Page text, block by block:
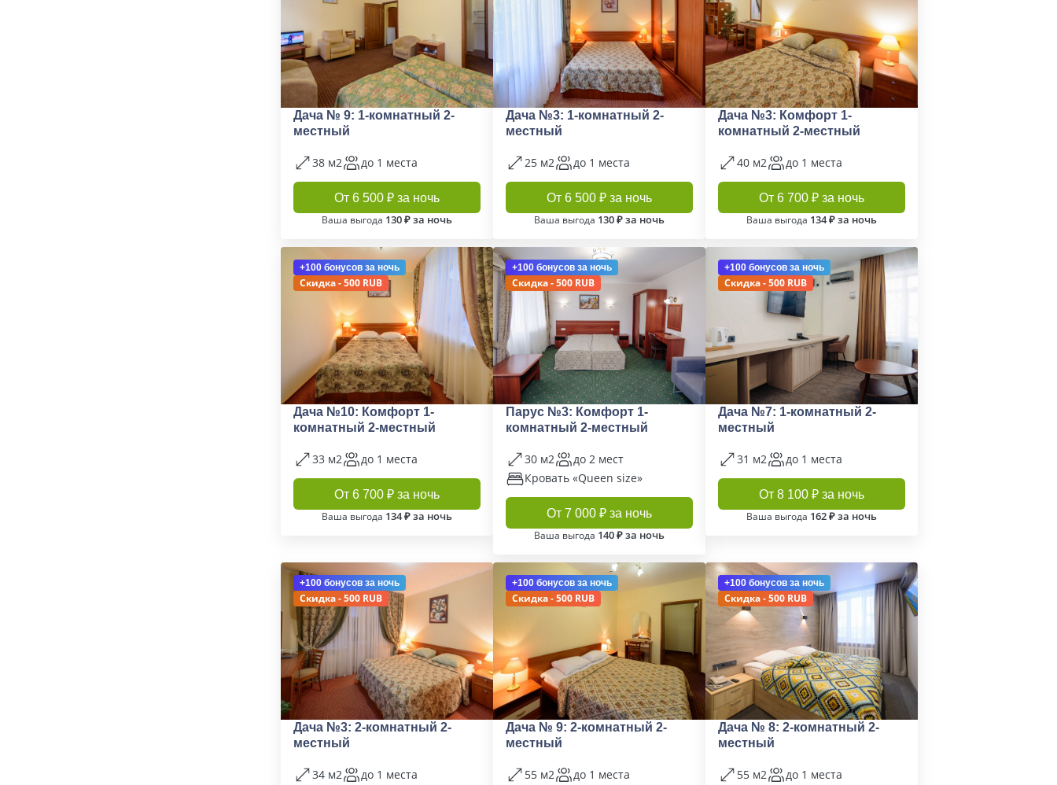
Дача № 9: 1-комнатный 2-
местный
38 м2 до 1 места
От 6 500 ₽ за ночь
Ваша выгода 130 ₽ за ночь
Дача №3: 1-комнатный 2-
местный
25 м2 до 1 места
От 6 500 ₽ за ночь
Ваша выгода 130 ₽ за ночь
Дача №3: Комфорт 1-
комнатный 2-местный
40 м2 до 1 места
От 6 700 ₽ за ночь
Ваша выгода 134 ₽ за ночь
+100 бонусов за ночь
Скидка - 500 RUB
Дача №10: Комфорт 1-
комнатный 2-местный
33 м2 до 1 места
От 6 700 ₽ за ночь
Ваша выгода 134 ₽ за ночь
+100 бонусов за ночь
Скидка - 500 RUB
Парус №3: Комфорт 1-
комнатный 2-местный
30 м2
до 2 мест
Кровать «Queen size»
От 7 000 ₽ за ночь
Ваша выгода 140 ₽ за ночь
+100 бонусов за ночь
Скидка - 500 RUB
Дача №7: 1-комнатный 2-
местный
31 м2 до 1 места
От 8 100 ₽ за ночь
Ваша выгода 162 ₽ за ночь
+100 бонусов за ночь
Скидка - 500 RUB
Дача №3: 2-комнатный 2-
местный
34 м2 до 1 места
+100 бонусов за ночь
Скидка - 500 RUB
Дача № 9: 2-комнатный 2-
местный
55 м2 до 1 места
+100 бонусов за ночь
Скидка - 500 RUB
Дача № 8: 2-комнатный 2-
местный
55 м2 до 1 места